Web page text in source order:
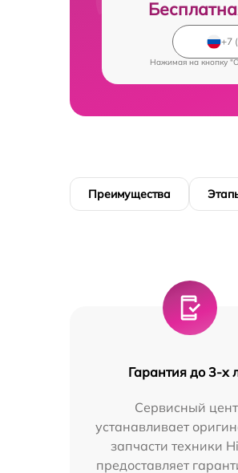
Нажимая на кнопку
Преимущества
Гарантия до 3-х
Сервисный
устанавливает
запчасти техники
предоставляет